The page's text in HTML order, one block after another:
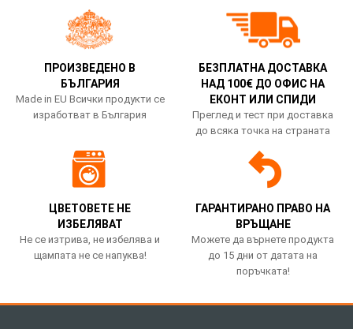
ПРОИЗВЕДЕНО В
БЪЛГАРИЯ
Made in EU Всички продукти се
изработват в България
БЕЗПЛАТНА ДОСТАВКА
НАД 100€ ДО ОФИС НА
ЕКОНТ ИЛИ СПИДИ
Преглед и тест при доставка
до всяка точка на страната
ЦВЕТОВЕТЕ НЕ
ИЗБЕЛЯВАТ
Не се изтрива, не избелява и
щампата не се напуква!
ГАРАНТИРАНО ПРАВО НА
ВРЪЩАНЕ
Можете да върнете продукта
до 15 дни от датата на
поръчката!